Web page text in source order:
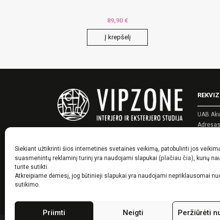
Siekiant užtikrinti šios internetinės svetainės veikimą, patobulinti jos
suasmenintų reklaminį turinį yra naudojami slapukai (plačiau čia), kurių
turite sutikti.
Atkreipiame dėmesį, jog būtinieji slapukai yra naudojami nepriklausomai
sutikimo.
Priimti Neigti Peržiūrėti
89,90 €
Į krepšelį
The
the
page
UAB
PVM